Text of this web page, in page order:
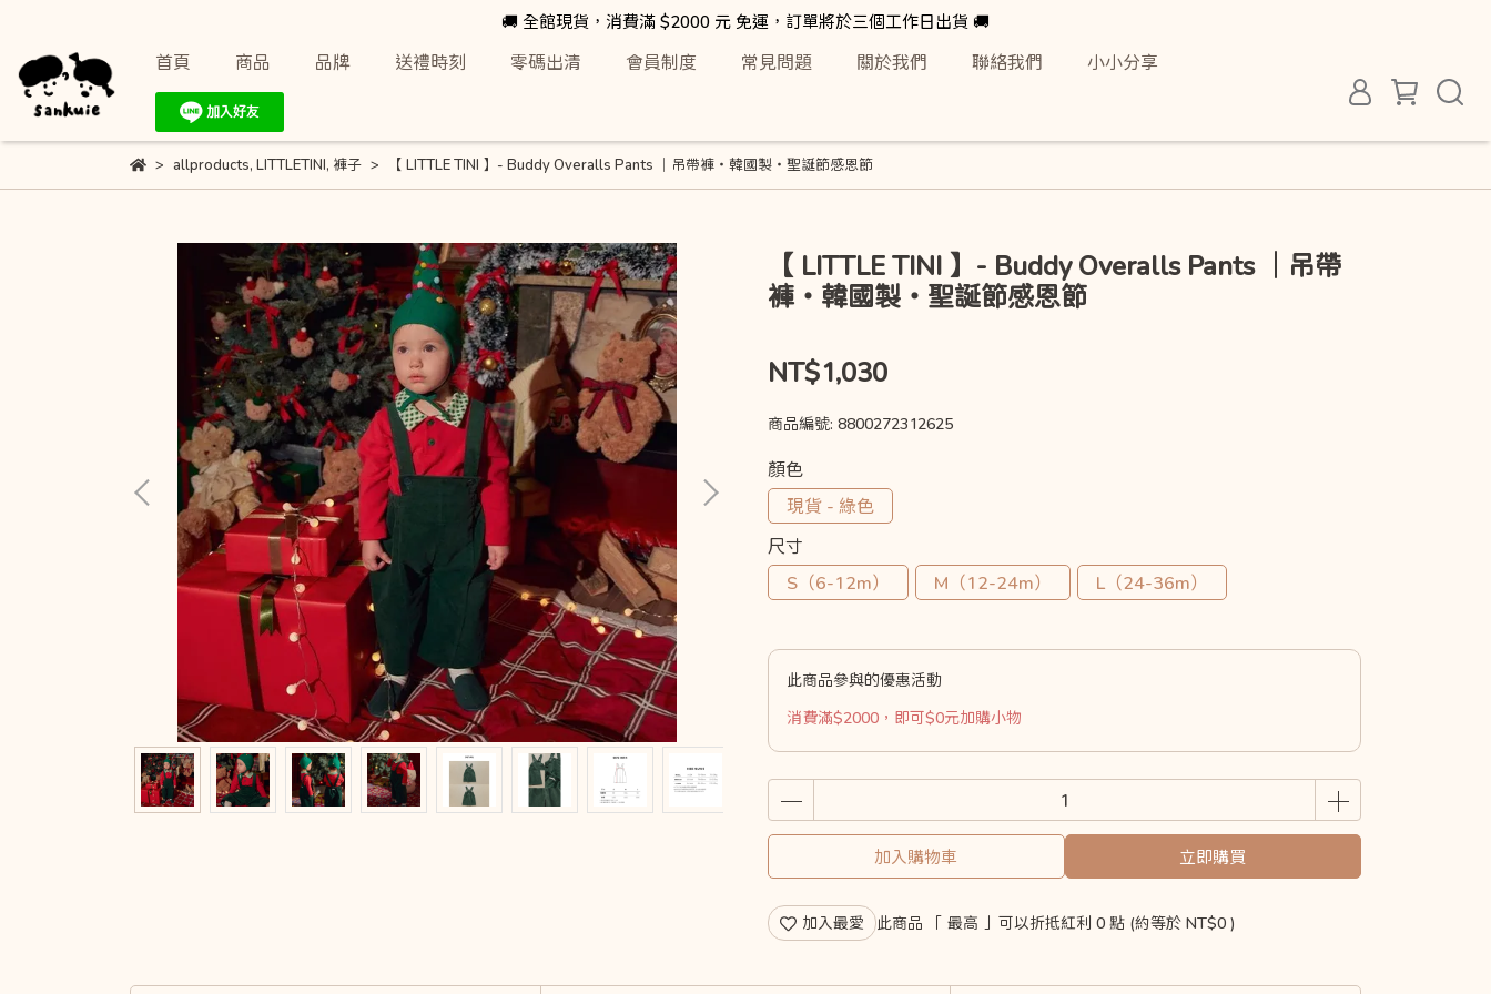
🚚 全館現貨，消費滿 $2000 元 免運，訂單將於三個工作日出貨 🚚
首頁 商品 品牌 送禮時刻 零碼出清 會員制度 常見問題 關於我們 聯絡我們 小小分享
allproducts, LITTLETINI, 褲子 【 LITTLE TINI 】- Buddy Overalls Pants ｜吊帶褲・韓國製・聖誕節感恩節
【 LITTLE TINI 】- Buddy Overalls Pants ｜吊帶
褲・韓國製・聖誕節感恩節
NT$1,030
商品編號: 8800272312625
顏色
現貨 - 綠色
尺寸
S（6-12m）
M（12-24m） L（24-36m）
此商品參與的優惠活動
消費滿$2000，即可$0元加購小物
加入購物車 立即購買
加入最愛 此商品 「 最高 」可以折抵紅利 0 點 (約等於 NT$0 )